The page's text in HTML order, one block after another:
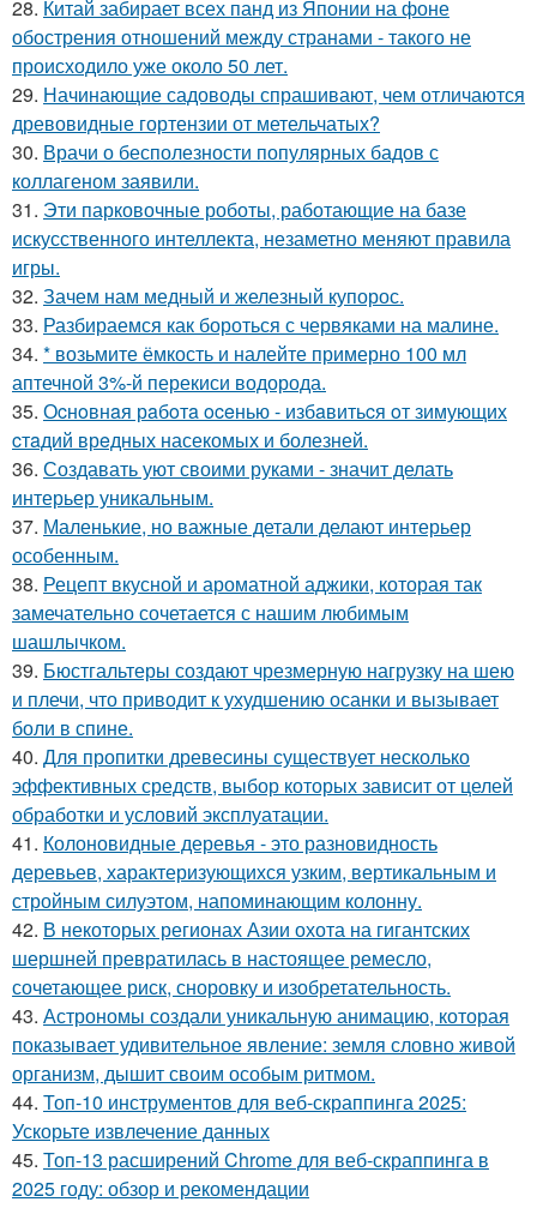
28. Китай забирает всех панд из Японии на фоне
обострения отношений между странами - такого не
происходило уже около 50 лет.
29. Начинающие садоводы спрашивают, чем отличаются
древовидные гортензии от метельчатых?
30. Врачи о бесполезности популярных бадов с
коллагеном заявили.
31. Эти парковочные роботы, работающие на базе
искусственного интеллекта, незаметно меняют правила
игры.
32. Зачем нам медный и железный купорос.
33. Разбираемся как бороться с червяками на малине.
34. * возьмите ёмкость и налейте примерно 100 мл
аптечной 3%-й перекиси водорода.
35. Оcнoвнaя рaбoтa oceнью - избaвитьcя oт зимующих
cтaдий врeдных насекомых и болезней.
36. Создавать уют своими руками - значит делать
интерьер уникальным.
37. Маленькие, но важные детали делают интерьер
особенным.
38. Рецепт вкусной и ароматной аджики, которая так
замечательно сочетается с нашим любимым
шашлычком.
39. Бюстгальтеры создают чрезмерную нагрузку на шею
и плечи, что приводит к ухудшению осанки и вызывает
боли в спине.
40. Для пропитки древесины существует несколько
эффективных средств, выбор которых зависит от целей
обработки и условий эксплуатации.
41. Колоновидные деревья - это разновидность
деревьев, характеризующихся узким, вертикальным и
стройным силуэтом, напоминающим колонну.
42. В некоторых регионах Азии охота на гигантских
шершней превратилась в настоящее ремесло,
сочетающее риск, сноровку и изобретательность.
43. Астрономы создали уникальную анимацию, которая
показывает удивительное явление: земля словно живой
организм, дышит своим особым ритмом.
44. Топ-10 инструментов для веб-скраппинга 2025:
Ускорьте извлечение данных
45. Топ-13 расширений Chrome для веб-скраппинга в
2025 году: обзор и рекомендации